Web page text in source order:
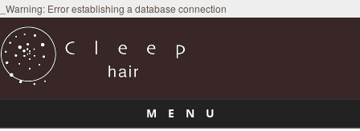
_Warning: Error establishing a database connection
M E N U